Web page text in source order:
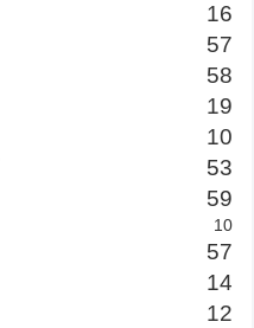
16
57
58
19
10
53
59
10
57
14
12